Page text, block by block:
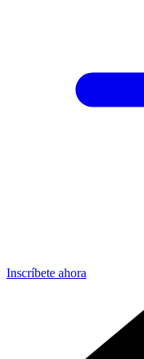
Inscríbete ahora